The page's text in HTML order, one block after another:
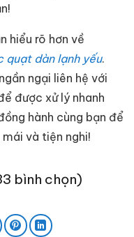
hiểu rõ hơn về
quạt dàn lạnh yếu.
ngại liên hệ với
được xử lý nhanh
hành cùng bạn để
và tiện nghi!
bình chọn)